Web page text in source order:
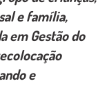
e família,
em Gestão do
e